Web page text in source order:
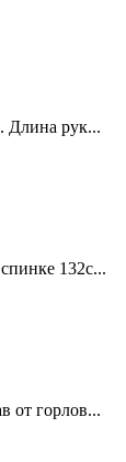
Длина рук...
132с...
от горлов...